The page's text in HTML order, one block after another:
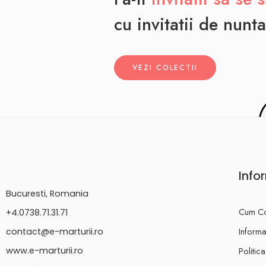
cu invitatii de
VEZI COLECTII
Bucuresti, Romania
+4.0738.71.31.71
contact@e-marturii.ro
www.e-marturii.ro
Cum